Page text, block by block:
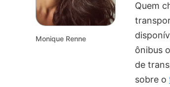
Monique Renne
Quem
ônibus
de
sobre o